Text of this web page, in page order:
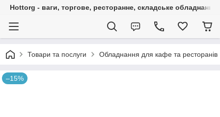
Hottorg - ваги, торгове, ресторанне, складське обладнання
Товари та послуги Обладнання для кафе та ресторанів
–15%